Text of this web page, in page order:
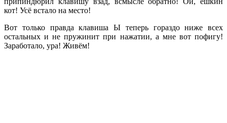
кот! Усё встало на место!
Вот только правда клавиша Ы теперь гораздо ниже всех
остальных и не пружинит при нажатии, а мне вот пофигу!
Заработало, ура! Живём!